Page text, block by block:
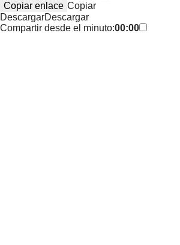
Copiar enlace Copiar
DescargarDescargar
Compartir desde el minuto:00:00